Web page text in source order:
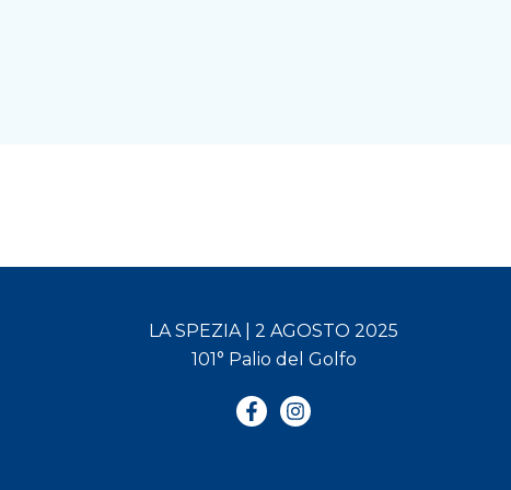
LA SPEZIA | 2 AGOSTO 2025
101° Palio del Golfo